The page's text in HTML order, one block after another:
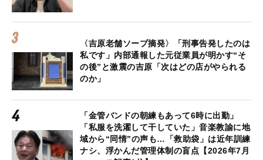
〈吉原老舗ソープ摘発〉「刑事告発したのは
私です」内部通報した元従業員が明かす“そ
の後”と激震の吉原「次はどの店がやられる
のか」
「金管バンドの朝練もあって6時に出勤」
「私服を洗濯して干していた」音楽教諭に地
域から“同情”の声も…「救助袋」は近年訓練
ナシ、浮かんだ管理体制の盲点【2026年7月